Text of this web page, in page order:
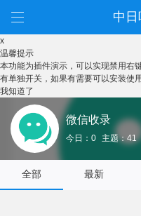
中
x
温馨提示
本功能为插件演示，可以实现禁用右
有单独开关，如果有需要可以安装使
我知道了
微信收录
今日：0 主题：41
全部 最新